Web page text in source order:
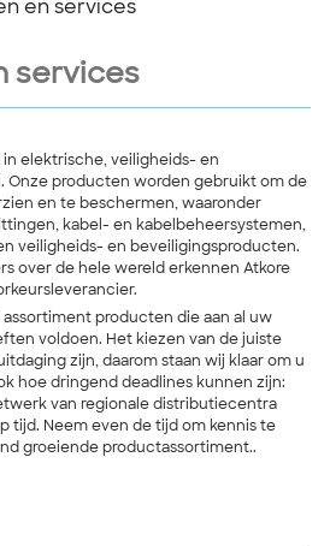
en services
services
elektrische, veiligheids- en
Onze producten worden gebruikt om de
en te beschermen, waaronder
kabel- en kabelbeheersystemen,
veiligheids- en beveiligingsproducten.
over de hele wereld erkennen Atkore
producten die aan al uw
voldoen. Het kiezen van de juiste
zijn, daarom staan wij klaar om u
hoe dringend deadlines kunnen zijn:
van regionale distributiecentra
tijd. Neem even de tijd om kennis te
groeiende productassortiment..